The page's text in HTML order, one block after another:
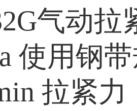
气动拉
使用钢
拉紧